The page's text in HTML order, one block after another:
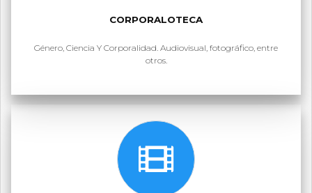
CORPORALOTECA
Género, Ciencia Y Corporalidad. Audiovisual, fotográfico, entre
otros.